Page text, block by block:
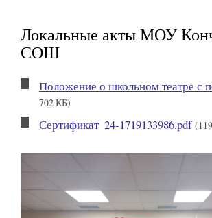
Локальные акты МОУ
СОШ
Положение о школьном театре с
702 КБ)
Сертификат_24-1719133986.pdf